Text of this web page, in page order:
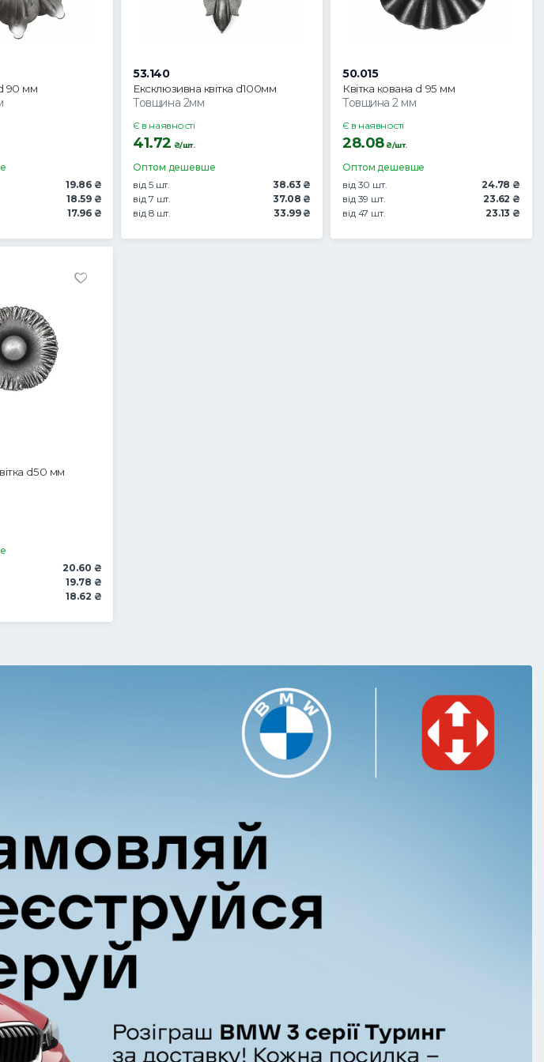
90 мм
19.86 ₴
18.59 ₴
17.96 ₴
53.140
Ексклюзивна квітка d100мм
Товщина 2мм
Є в наявності
41.72 ₴/шт.
Оптом дешевше
від 5 шт.
38.63 ₴
від 7 шт.
37.08 ₴
від 8 шт.
33.99 ₴
50.015
Квітка кована d 95 мм
Товщина 2 мм
Є в наявності
28.08₴/шт.
Оптом дешевше
від 30 шт.
24.78 ₴
від 39 шт.
23.62 ₴
від 47 шт.
23.13 ₴
d50 мм
20.60 ₴
19.78 ₴
18.62 ₴